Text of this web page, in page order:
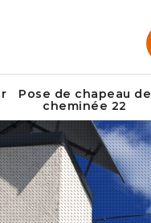
Pose de chapeau de
cheminée 22